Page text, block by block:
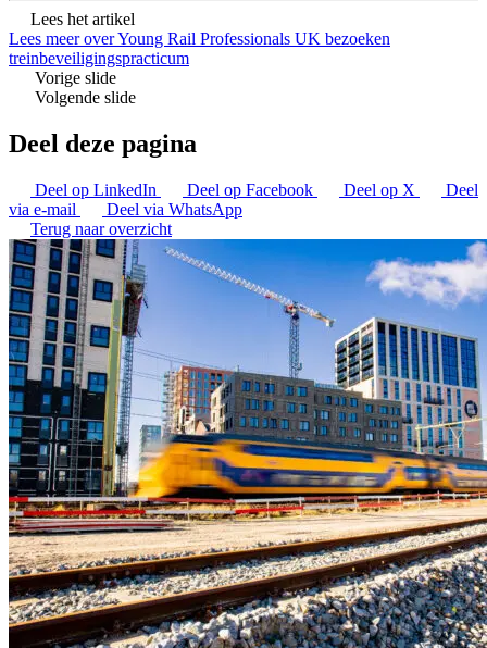
Lees het artikel
Lees meer over Young Rail Professionals UK bezoeken
treinbeveiligingspracticum
Vorige slide
Volgende slide
Deel deze pagina
Deel op LinkedIn Deel op Facebook Deel op X
Deel
via e-mail
Deel via WhatsApp
Terug naar overzicht